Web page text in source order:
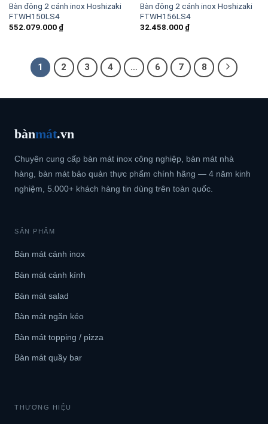
Bàn đông 2 cánh inox Hoshizaki
FTWH150LS4
552.079.000 ₫
Bàn đông 2 cánh inox Hoshizaki
FTWH156LS4
32.458.000 ₫
1 2 3 4 … 6 7 8
bànmát.vn
Chuyên cung cấp bàn mát inox công nghiệp, bàn mát nhà
hàng, bàn mát bảo quản thực phẩm chính hãng — 4 năm kinh
nghiệm, 5.000+ khách hàng tin dùng trên toàn quốc.
SẢN PHẨM
Bàn mát cánh inox
Bàn mát cánh kính
Bàn mát salad
Bàn mát ngăn kéo
Bàn mát topping / pizza
Bàn mát quầy bar
THƯƠNG HIỆU